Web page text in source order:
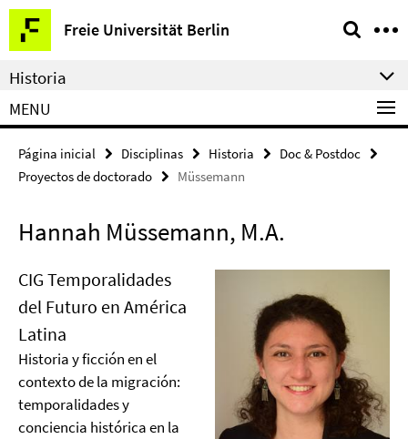
Springe
direkt
zu
Inhalt
Freie Universität Berlin
Herramientas
de
navegación
Historia
MENU
Página inicial Disciplinas Historia
Doc & Postdoc
Proyectos de doctorado
Müssemann
Hannah Müssemann, M.A.
CIG Temporalidades
del Futuro en América
Latina
Historia y ficción en el
contexto de la migración:
temporalidades y
conciencia histórica en la